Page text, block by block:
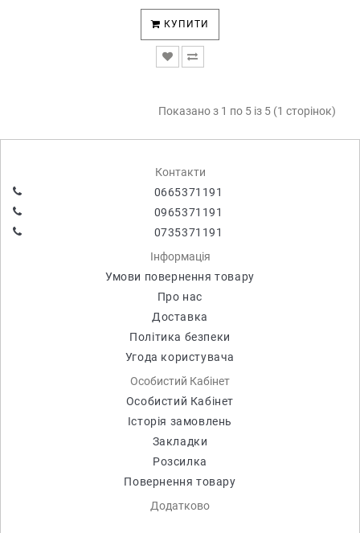
КУПИТИ
Показано з 1 по 5 із 5 (1 сторінок)
Контакти
0665371191
0965371191
0735371191
Інформація
Умови повернення товару
Про нас
Доставка
Політика безпеки
Угода користувача
Особистий Кабінет
Особистий Кабінет
Історія замовлень
Закладки
Розсилка
Повернення товару
Додатково